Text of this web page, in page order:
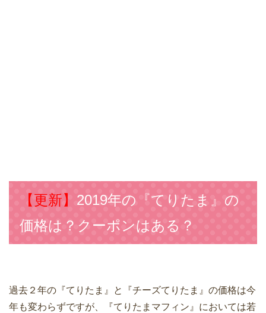
【更新】 2019年の『てりたま』の
価格は？クーポンはある？
過去２年の『てりたま』と『チーズてりたま』の価格は今
年も変わらずですが、『てりたまマフィン』においては若